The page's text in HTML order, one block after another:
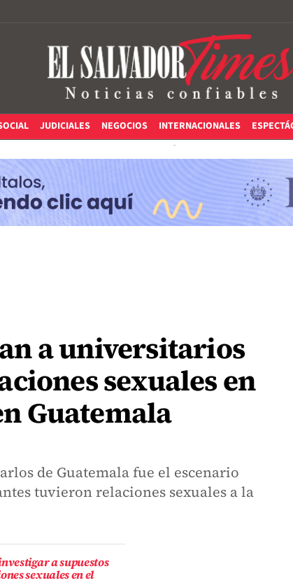
JUDICIALES NEGOCIOS INTERNACIONALES
a universitarios
sexuales en
Guatemala
de Guatemala fue el escenario
tuvieron relaciones sexuales a la
a supuestos
sexuales en el